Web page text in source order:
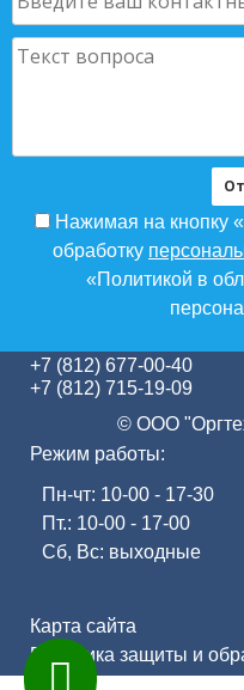
Нажимая на кнопку
обработку
«Политикой в
+7 (812) 677-00-40
+7 (812) 715-19-09
© ООО
Режим работы:
Пн-чт: 10-00 - 17-30
Пт.: 10-00 - 17-00
Сб, Вс: выходные
Карта сайта
Политика защиты и